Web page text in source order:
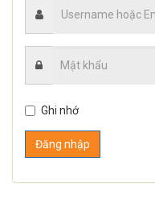
Ghi nhớ
Đăng nhập